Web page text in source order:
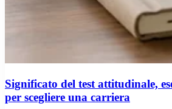
Significato del test attitudinale,
per scegliere una carriera